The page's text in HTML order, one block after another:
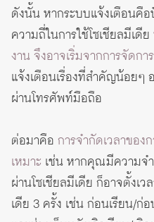
ดังนั้น หากระบบแจ้งเตือนคื
ความถี่ในการใช้โซเชียลมีเดีย
งาน จึงอาจเริ่มจากการจัดกา
แจ้งเตือนเรื่องที่สำคัญน้อยๆ
ผ่านโทรศัพท์มือถือ
ต่อมาคือ การจำกัดเวลาของ
เหมาะ เช่น หากคุณมีความจ
ผ่านโซเชียลมีเดีย ก็อาจตั้งเว
เดีย 3 ครั้ง เช่น ก่อนเรียน/ก่